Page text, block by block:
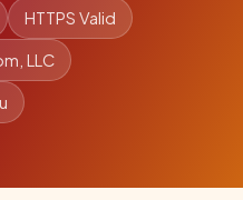
HTTPS Valid
LLC